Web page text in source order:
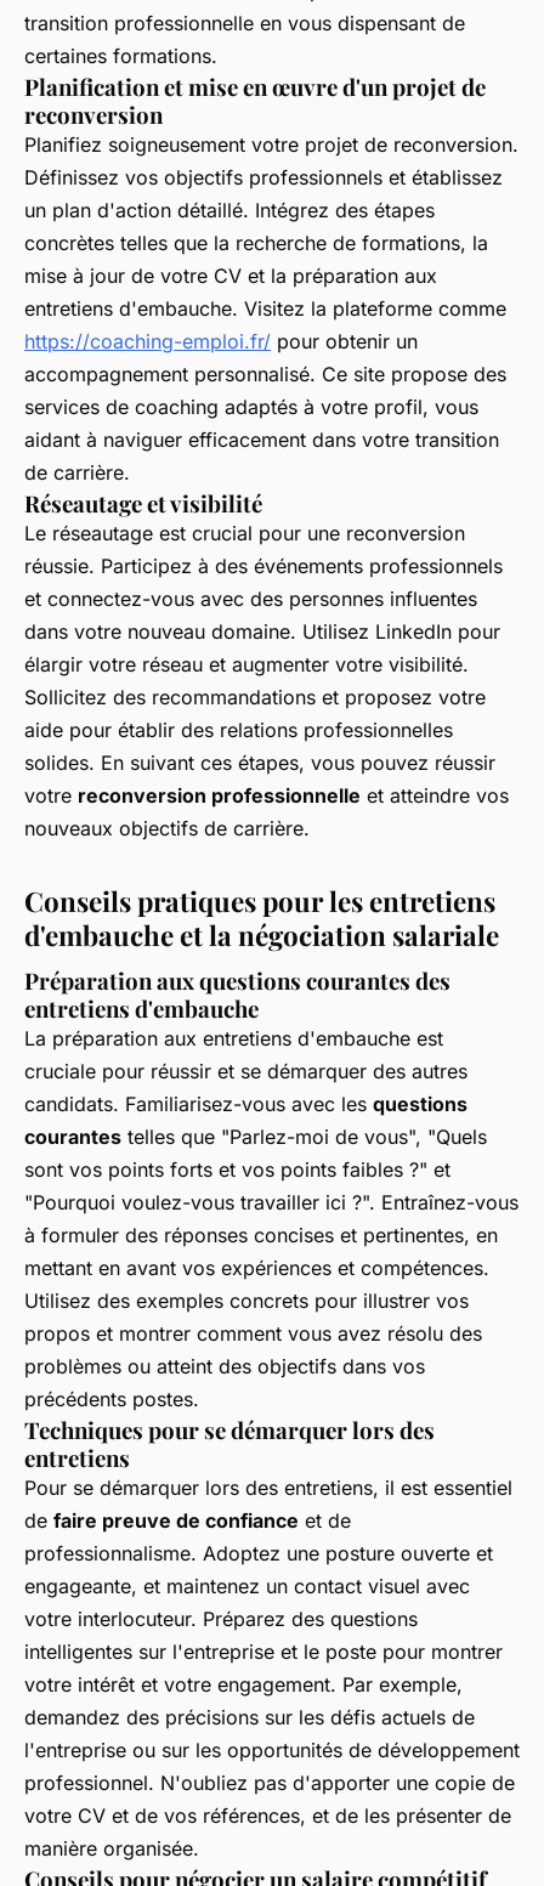
transition professionnelle en vous dispensant de
certaines formations.
Planification et mise en œuvre d'un projet de
reconversion
Planifiez soigneusement votre projet de reconversion.
Définissez vos objectifs professionnels et établissez
un plan d'action détaillé. Intégrez des étapes
concrètes telles que la recherche de formations, la
mise à jour de votre CV et la préparation aux
entretiens d'embauche. Visitez la plateforme comme
https://coaching-emploi.fr/ pour obtenir un
accompagnement personnalisé. Ce site propose des
services de coaching adaptés à votre profil, vous
aidant à naviguer efficacement dans votre transition
de carrière.
Réseautage et visibilité
Le réseautage est crucial pour une reconversion
réussie. Participez à des événements professionnels
et connectez-vous avec des personnes influentes
dans votre nouveau domaine. Utilisez LinkedIn pour
élargir votre réseau et augmenter votre visibilité.
Sollicitez des recommandations et proposez votre
aide pour établir des relations professionnelles
solides. En suivant ces étapes, vous pouvez réussir
votre reconversion professionnelle et atteindre vos
nouveaux objectifs de carrière.
Conseils pratiques pour les entretiens
d'embauche et la négociation salariale
Préparation aux questions courantes des
entretiens d'embauche
La préparation aux entretiens d'embauche est
cruciale pour réussir et se démarquer des autres
candidats. Familiarisez-vous avec les questions
courantes telles que "Parlez-moi de vous", "Quels
sont vos points forts et vos points faibles ?" et
"Pourquoi voulez-vous travailler ici ?". Entraînez-vous
à formuler des réponses concises et pertinentes, en
mettant en avant vos expériences et compétences.
Utilisez des exemples concrets pour illustrer vos
propos et montrer comment vous avez résolu des
problèmes ou atteint des objectifs dans vos
précédents postes.
Techniques pour se démarquer lors des
entretiens
Pour se démarquer lors des entretiens, il est essentiel
de faire preuve de confiance et de
professionnalisme. Adoptez une posture ouverte et
engageante, et maintenez un contact visuel avec
votre interlocuteur. Préparez des questions
intelligentes sur l'entreprise et le poste pour montrer
votre intérêt et votre engagement. Par exemple,
demandez des précisions sur les défis actuels de
l'entreprise ou sur les opportunités de développement
professionnel. N'oubliez pas d'apporter une copie de
votre CV et de vos références, et de les présenter de
manière organisée.
Conseils pour négocier un salaire compétitif